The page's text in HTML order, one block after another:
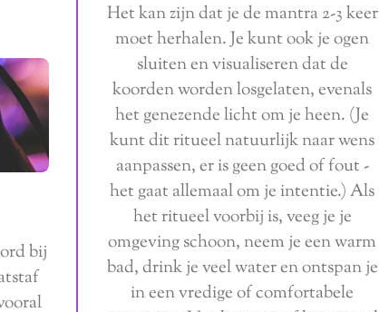
bij
Het kan zijn dat je de mantra 2-3 keer
moet herhalen. Je kunt ook je ogen
sluiten en visualiseren dat de
koorden worden losgelaten, evenals
het genezende licht om je heen. (Je
kunt dit ritueel natuurlijk naar wens
aanpassen, er is geen goed of fout -
het gaat allemaal om je intentie.) Als
het ritueel voorbij is, veeg je je
omgeving schoon, neem je een warm
bad, drink je veel water en ontspan je
in een vredige of comfortabele